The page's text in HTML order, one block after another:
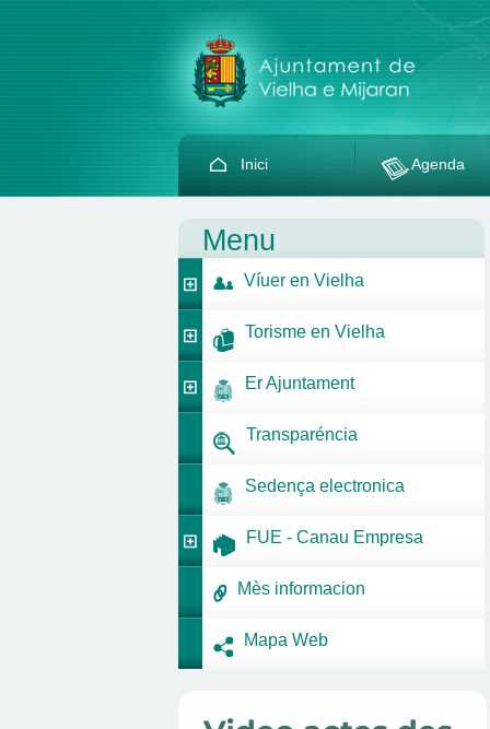
Inici Agenda
Menu
Víuer en Vielha
Torisme en Vielha
Er Ajuntament
Transparéncia
Sedença electronica
FUE - Canau Empresa
Mès informacion
Mapa Web